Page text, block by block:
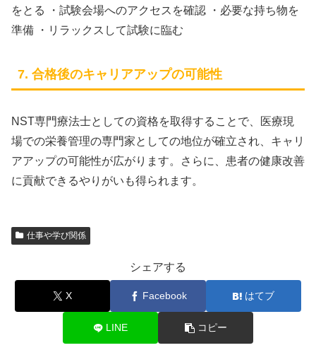
をとる ・試験会場へのアクセスを確認 ・必要な持ち物を
準備 ・リラックスして試験に臨む
7. 合格後のキャリアアップの可能性
NST専門療法士としての資格を取得することで、医療現
場での栄養管理の専門家としての地位が確立され、キャリ
アアップの可能性が広がります。さらに、患者の健康改善
に貢献できるやりがいも得られます。
仕事や学び関係
シェアする
X Facebook はてブ
LINE コピー